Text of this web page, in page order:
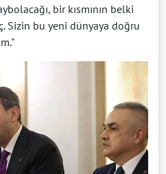
bir kısmının belki
Sizin bu yeni dünyaya doğru